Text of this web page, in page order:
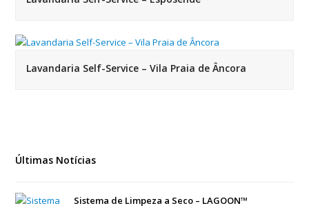
Lavandaria Self-Service – Vila Praia de Âncora
Últimas Notícias
Sistema de Limpeza a Seco – LAGOON™